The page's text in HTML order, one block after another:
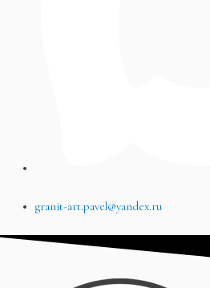
granit-art.pavel@yandex.ru